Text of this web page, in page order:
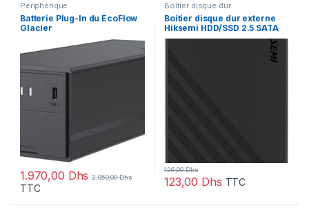
Périphérique
Batterie Plug-In du EcoFlow
Glacier
1.970,00 Dhs 2.050,00Dhs
TTC
Boîtier disque dur
Boitier disque dur externe
Hiksemi HDD/SSD 2.5 SATA
(HS-HUB-MHC201)
123,00 Dhs
126,00Dhs
TTC